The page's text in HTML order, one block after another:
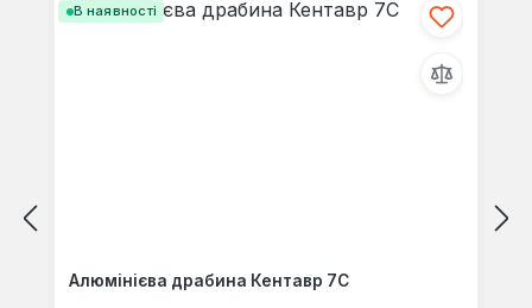
В наявності
Алюмінієва драбина Кентавр 7С